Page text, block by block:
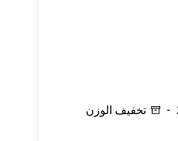
تخفيف الوزن